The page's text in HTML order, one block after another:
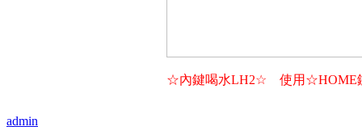
admin
☆內鍵喝水LH2☆ 使用☆HOME